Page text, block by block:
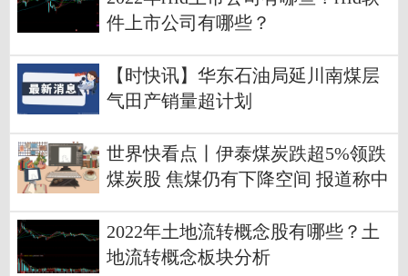
件上市公司有哪些？
【时快讯】华东石油局延川南煤层
气田产销量超计划
世界快看点丨伊泰煤炭跌超5%领跌
煤炭股 焦煤仍有下降空间 报道称中
2022年土地流转概念股有哪些？土
地流转概念板块分析